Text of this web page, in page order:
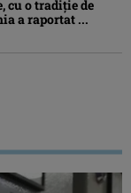
cu o tradiție de
a raportat ...